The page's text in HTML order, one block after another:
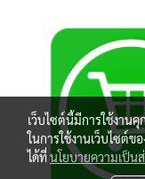
เว็บไซต์นี้มีการใช้งาน
ในการใช้งานเว็บไซต์
ได้ที่นโยบายความเป็น